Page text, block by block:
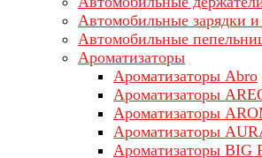
Автомобильные зарядки и
Автомобильные
Ароматизаторы
Ароматизаторы Abro
Ароматизаторы
Ароматизаторы
Ароматизаторы
Ароматизаторы BIG